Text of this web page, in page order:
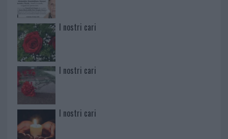
I nostri cari
I nostri cari
I nostri cari